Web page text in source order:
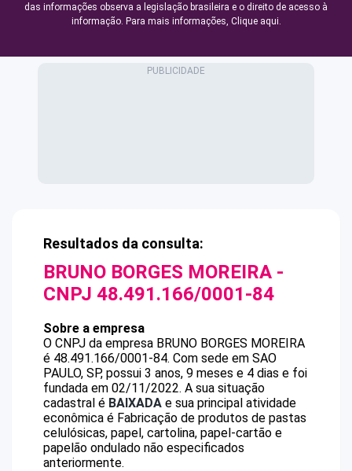
das informações observa a legislação brasileira e o direito de acesso à
informação. Para mais informações, Clique aqui.
Resultados da consulta:
BRUNO BORGES MOREIRA -
CNPJ 48.491.166/0001-84
Sobre a empresa
O CNPJ da empresa BRUNO BORGES MOREIRA
é 48.491.166/0001-84. Com sede em SAO
PAULO, SP, possui 3 anos, 9 meses e 4 dias e foi
fundada em 02/11/2022. A sua situação
cadastral é BAIXADA e sua principal atividade
econômica é Fabricação de produtos de pastas
celulósicas, papel, cartolina, papel-cartão e
papelão ondulado não especificados
anteriormente.